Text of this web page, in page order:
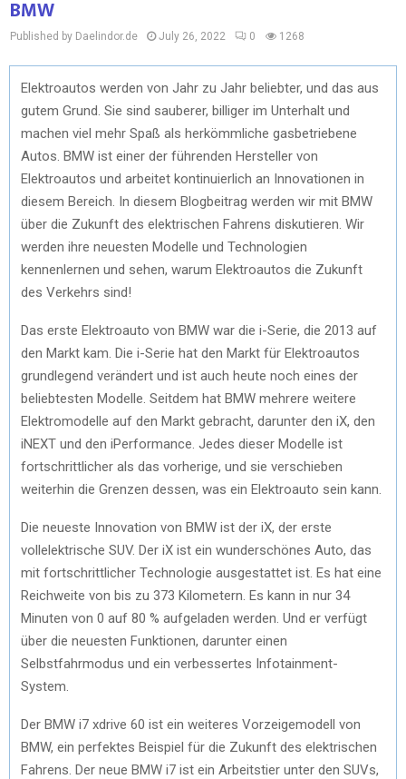
BMW
Published by Daelindor.de July 26, 2022 0 1268
Elektroautos werden von Jahr zu Jahr beliebter, und das aus
gutem Grund. Sie sind sauberer, billiger im Unterhalt und
machen viel mehr Spaß als herkömmliche gasbetriebene
Autos. BMW ist einer der führenden Hersteller von
Elektroautos und arbeitet kontinuierlich an Innovationen in
diesem Bereich. In diesem Blogbeitrag werden wir mit BMW
über die Zukunft des elektrischen Fahrens diskutieren. Wir
werden ihre neuesten Modelle und Technologien
kennenlernen und sehen, warum Elektroautos die Zukunft
des Verkehrs sind!
Das erste Elektroauto von BMW war die i-Serie, die 2013 auf
den Markt kam. Die i-Serie hat den Markt für Elektroautos
grundlegend verändert und ist auch heute noch eines der
beliebtesten Modelle. Seitdem hat BMW mehrere weitere
Elektromodelle auf den Markt gebracht, darunter den iX, den
iNEXT und den iPerformance. Jedes dieser Modelle ist
fortschrittlicher als das vorherige, und sie verschieben
weiterhin die Grenzen dessen, was ein Elektroauto sein kann.
Die neueste Innovation von BMW ist der iX, der erste
vollelektrische SUV. Der iX ist ein wunderschönes Auto, das
mit fortschrittlicher Technologie ausgestattet ist. Es hat eine
Reichweite von bis zu 373 Kilometern. Es kann in nur 34
Minuten von 0 auf 80 % aufgeladen werden. Und er verfügt
über die neuesten Funktionen, darunter einen
Selbstfahrmodus und ein verbessertes Infotainment-
System.
Der BMW i7 xdrive 60 ist ein weiteres Vorzeigemodell von
BMW, ein perfektes Beispiel für die Zukunft des elektrischen
Fahrens. Der neue BMW i7 ist ein Arbeitstier unter den SUVs,